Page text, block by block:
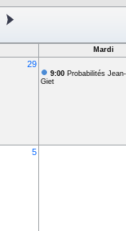
Mardi
29
9:00 Probabilités
Giet
5